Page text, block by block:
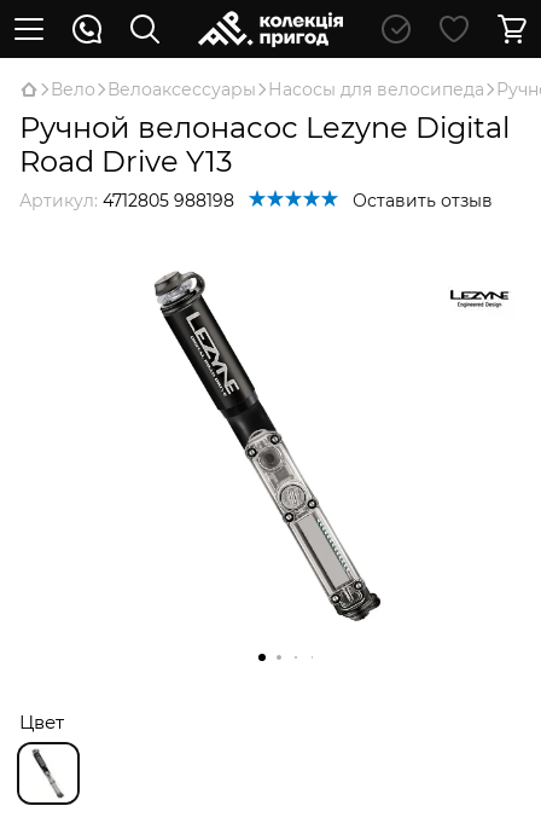
Вело Велоаксессуары Насосы для велосипеда
Ручной велонасос Lezyne Digital
Road Drive Y13
Артикул: 4712805 988198 Оставить отзыв
Цвет